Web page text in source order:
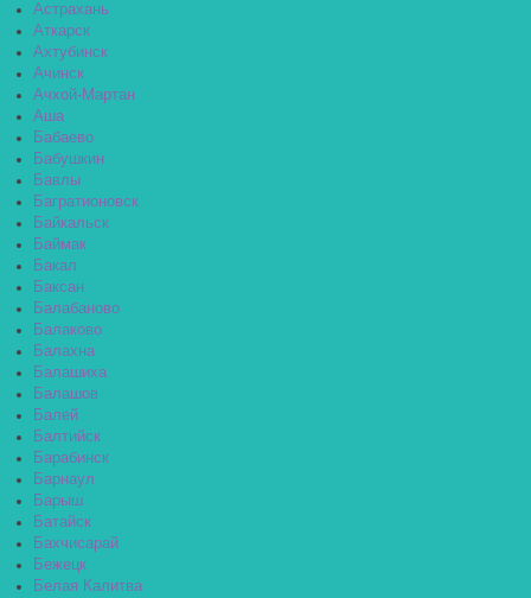
Астрахань
Аткарск
Ахтубинск
Ачинск
Ачхой-Мартан
Аша
Бабаево
Бабушкин
Бавлы
Багратионовск
Байкальск
Баймак
Бакал
Баксан
Балабаново
Балаково
Балахна
Балашиха
Балашов
Балей
Балтийск
Барабинск
Барнаул
Барыш
Батайск
Бахчисарай
Бежецк
Белая Калитва